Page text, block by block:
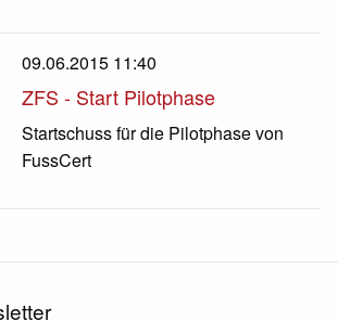
09.06.2015 11:40
ZFS - Start Pilotphase
Startschuss für die Pilotphase von
FussCert